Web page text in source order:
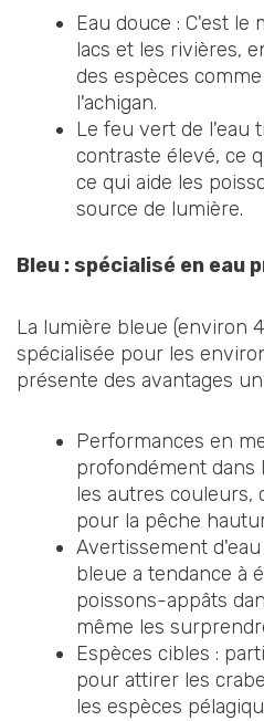
Eau douce : C'est le
lacs et les rivières,
des espèces
l'achigan.
Le feu vert de l'eau
contraste élevé, ce
ce qui aide les
source de lumière.
Bleu : spécialisé en eau
La lumière bleue (environ
spécialisée pour les
présente des avantages
Performances en
profondément dans
les autres couleurs,
pour la pêche
Avertissement
bleue a tendance à
poissons-appâts
même les
Espèces cibles :
pour attirer les
les espèces